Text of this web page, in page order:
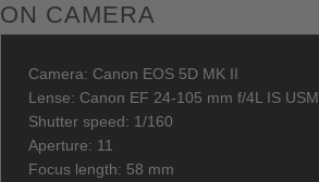
ON CAMERA
Camera: Canon EOS 5D MK II
Lense: Canon EF 24-105 mm f/4L IS USM
Shutter speed: 1/160
Aperture: 11
Focus length: 58 mm